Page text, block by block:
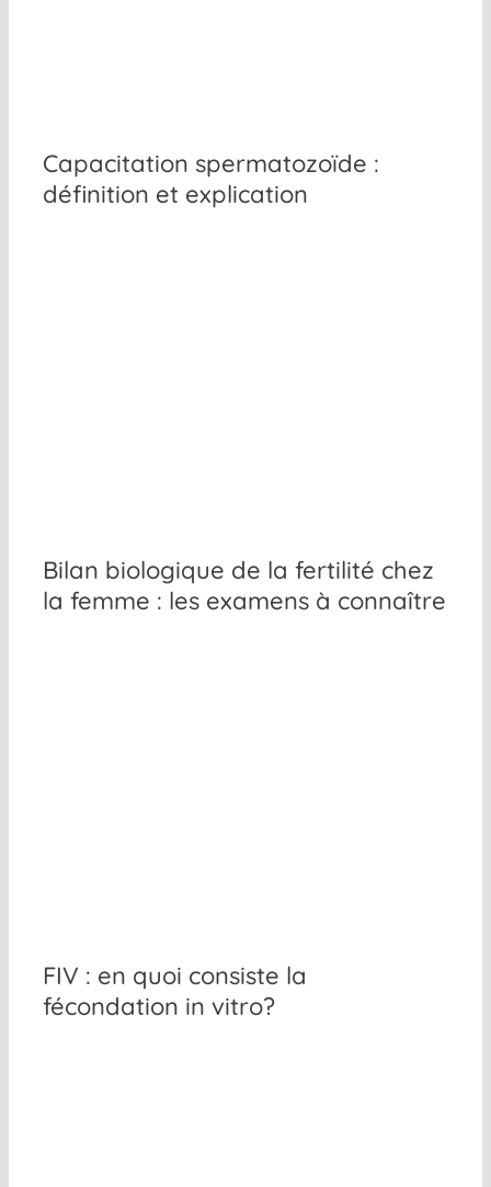
Capacitation spermatozoïde :
définition et explication
Bilan biologique de la fertilité chez
la femme : les examens à connaître
FIV : en quoi consiste la
fécondation in vitro?